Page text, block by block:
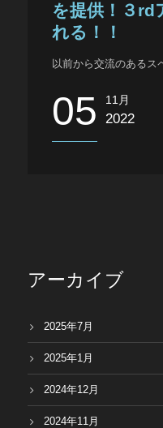
Japanese
を提供！３rd
れる！！
以前から交流のあるス
05 11月
2022
アーカイブ
2025年7月
2025年1月
2024年12月
2024年11月